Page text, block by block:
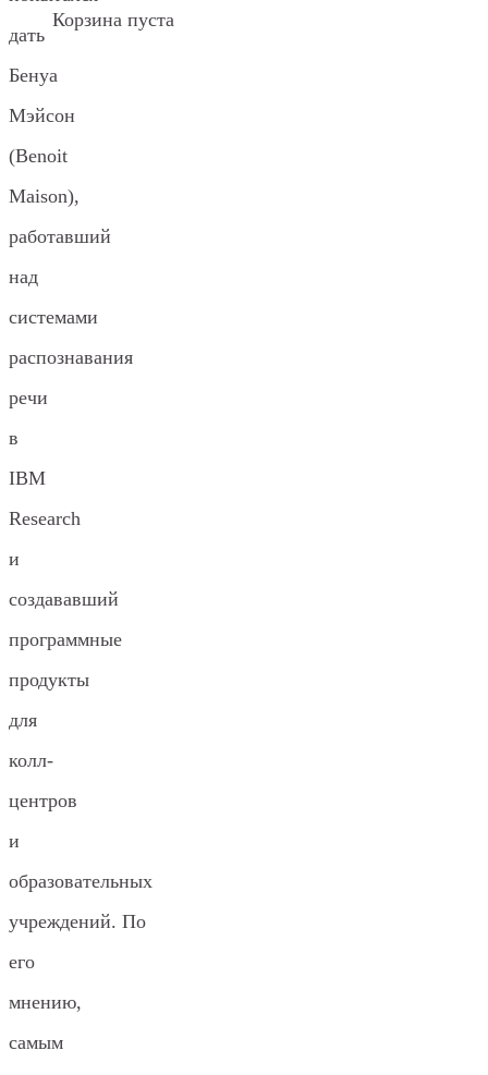
Корзина пуста
дать
Бенуа
Мэйсон
(Benoit
Maison),
работавший
над
системами
распознавания
речи
в
IBM
Research
и
создававший
программные
продукты
для
колл-
центров
и
образовательных
учреждений. По
его
мнению,
самым